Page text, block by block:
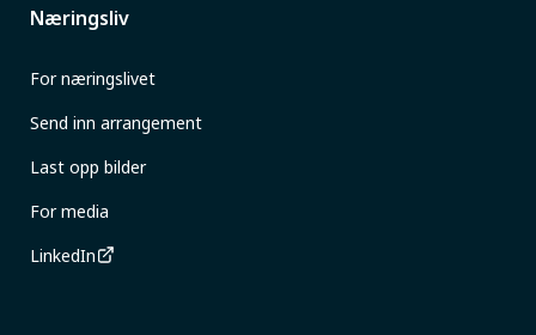
Næringsliv
For næringslivet
Send inn arrangement
Last opp bilder
For media
LinkedIn